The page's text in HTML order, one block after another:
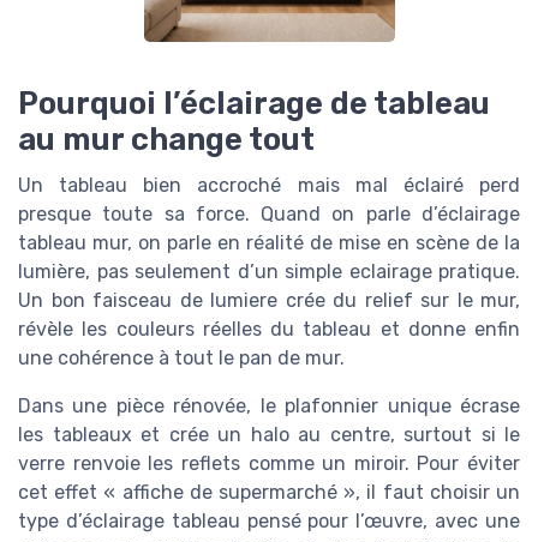
Pourquoi l’éclairage de tableau
au mur change tout
Un tableau bien accroché mais mal éclairé perd
presque toute sa force. Quand on parle d’éclairage
tableau mur, on parle en réalité de mise en scène de la
lumière, pas seulement d’un simple eclairage pratique.
Un bon faisceau de lumiere crée du relief sur le mur,
révèle les couleurs réelles du tableau et donne enfin
une cohérence à tout le pan de mur.
Dans une pièce rénovée, le plafonnier unique écrase
les tableaux et crée un halo au centre, surtout si le
verre renvoie les reflets comme un miroir. Pour éviter
cet effet « affiche de supermarché », il faut choisir un
type d’éclairage tableau pensé pour l’œuvre, avec une